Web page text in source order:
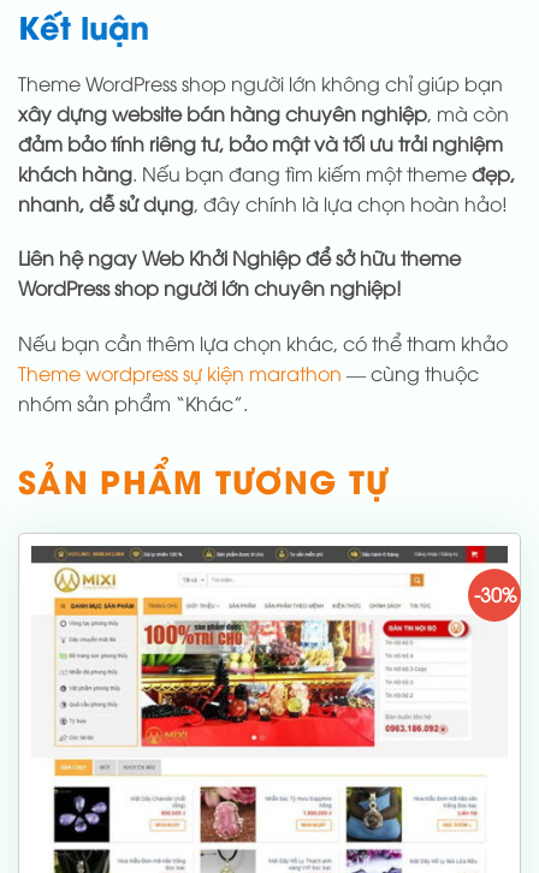
Kết luận
Theme WordPress shop người lớn không chỉ giúp bạn
xây dựng website bán hàng chuyên nghiệp, mà còn
đảm bảo tính riêng tư, bảo mật và tối ưu trải nghiệm
khách hàng. Nếu bạn đang tìm kiếm một themeđẹp,
nhanh, dễ sử dụng, đây chính là lựa chọn hoàn hảo!
Liên hệ ngay Web Khởi Nghiệp để sở hữu theme
WordPress shop người lớn chuyên nghiệp!
Nếu bạn cần thêm lựa chọn khác, có thể tham khảo
Theme wordpress sự kiện marathon — cùng thuộc
nhóm sản phẩm “Khác”.
SẢN PHẨM TƯƠNG TỰ
-30%